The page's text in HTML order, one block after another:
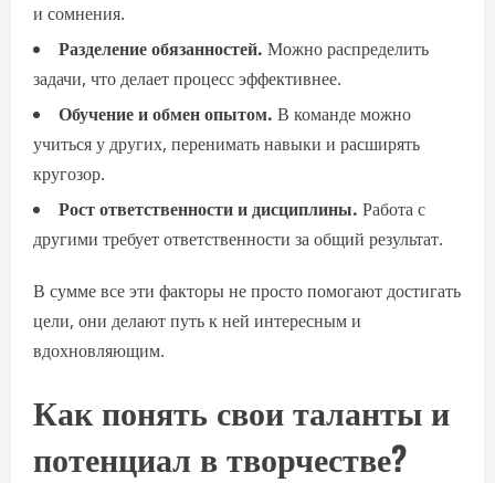
и сомнения.
Разделение обязанностей. Можно распределить
задачи, что делает процесс эффективнее.
Обучение и обмен опытом. В команде можно
учиться у других, перенимать навыки и расширять
кругозор.
Рост ответственности и дисциплины. Работа с
другими требует ответственности за общий результат.
В сумме все эти факторы не просто помогают достигать
цели, они делают путь к ней интересным и
вдохновляющим.
Как понять свои таланты и
потенциал в творчестве?